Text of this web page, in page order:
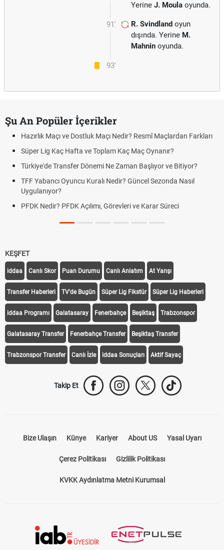
Yerine J. Moula oyunda.
91' R. Svindland oyun
dışında. Yerine M.
Mahnin oyunda.
93'
Şu An Popüler İçerikler
Hazırlık Maçı ve Dostluk Maçı Nedir? Resmî Maçlardan Farkları
Süper Lig Kaç Hafta ve Toplam Kaç Maç Oynanır?
Türkiye'de Transfer Dönemi Ne Zaman Başlıyor ve Bitiyor?
TFF Yabancı Oyuncu Kuralı Nedir? Güncel Sezonda Nasıl
Uygulanıyor?
PFDK Nedir? PFDK Açılımı, Görevleri ve Karar Süreci
KEŞFET
iddaa Canlı Skor Puan Durumu Canlı Anlatım At Yarışı
Transfer Haberleri TV'de Bugün Süper Lig Fikstür Süper Lig Haberleri
iddaa Programı Galatasaray Fenerbahçe Beşiktaş Trabzonspor
Galatasaray Transfer Fenerbahçe Transfer Beşiktaş Transfer
Trabzonspor Transfer Canlı İzle iddaa Sonuçları Aktif Sayaç
Takip Et
Bize Ulaşın Künye Kariyer About US Yasal Uyarı
Çerez Politikası Gizlilik Politikası
KVKK Aydınlatma Metni Kurumsal